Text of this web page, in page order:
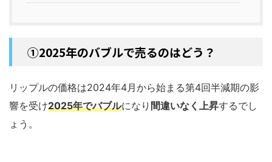
①2025年のバブルで売るのはどう？
リップルの価格は2024年4月から始まる第4回半減期の影
響を受け2025年でバブルになり 間違いなく上昇するでし
ょう。